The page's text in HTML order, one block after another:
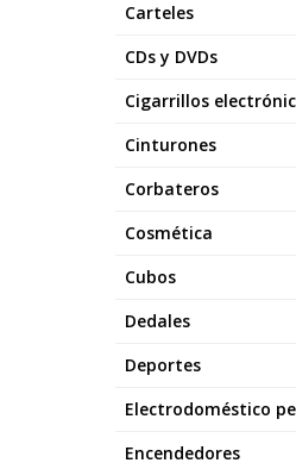
Carteles
CDs y DVDs
Cigarrillos
Cinturones
Corbateros
Cosmética
Cubos
Dedales
Deportes
Electrodoméstico
Encendedores